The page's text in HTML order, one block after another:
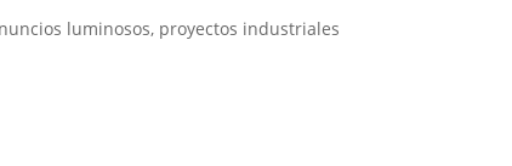
luminosos, proyectos industriales